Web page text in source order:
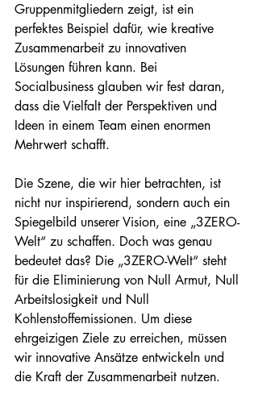
Gruppenmitgliedern zeigt, ist ein
perfektes Beispiel dafür, wie kreative
Zusammenarbeit zu innovativen
Lösungen führen kann. Bei
Socialbusiness glauben wir fest daran,
dass die Vielfalt der Perspektiven und
Ideen in einem Team einen enormen
Mehrwert schafft.
Die Szene, die wir hier betrachten, ist
nicht nur inspirierend, sondern auch ein
Spiegelbild unserer Vision, eine „3ZERO-
Welt“ zu schaffen. Doch was genau
bedeutet das? Die „3ZERO-Welt“ steht
für die Eliminierung von Null Armut, Null
Arbeitslosigkeit und Null
Kohlenstoffemissionen. Um diese
ehrgeizigen Ziele zu erreichen, müssen
wir innovative Ansätze entwickeln und
die Kraft der Zusammenarbeit nutzen.